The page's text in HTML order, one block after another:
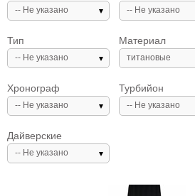
-- Не указано -- Не указано
Тип
-- Не указано
Материал
титановые
Хронограф
-- Не указано
Турбийон
-- Не указано
Дайверские
-- Не указано